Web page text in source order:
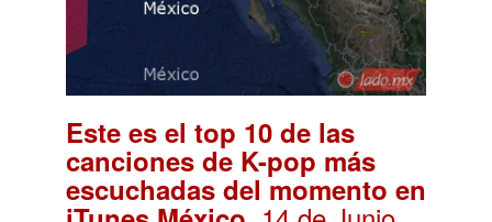
Este es el top 10 de las
canciones de K-pop más
escuchadas del momento en